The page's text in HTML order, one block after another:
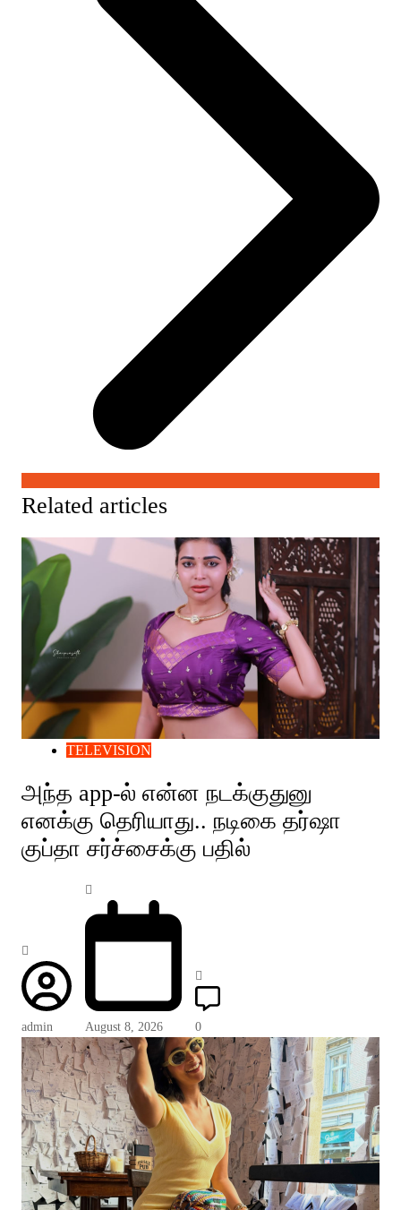
Related articles
TELEVISION
அந்த app-ல் என்ன நடக்குதுனு
எனக்கு தெரியாது.. நடிகை தர்ஷா
குப்தா சர்ச்சைக்கு பதில்
admin August 8, 2026 0